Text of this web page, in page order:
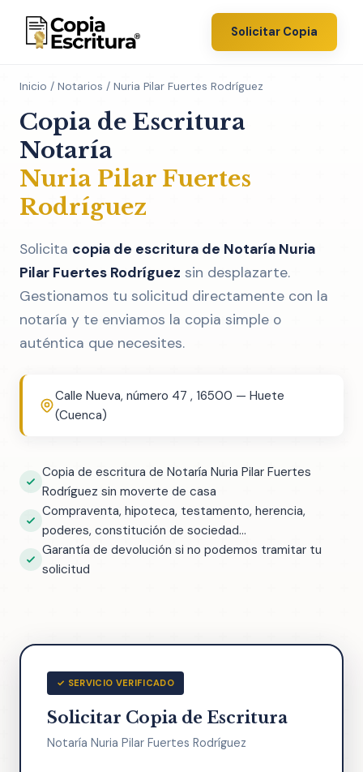
Solicitar Copia
Inicio / Notarios / Nuria Pilar Fuertes Rodríguez
Copia de Escritura
Notaría
Nuria Pilar Fuertes
Rodríguez
Solicita copia de escritura de Notaría Nuria
Pilar Fuertes Rodríguez sin desplazarte.
Gestionamos tu solicitud directamente con la
notaría y te enviamos la copia simple o
auténtica que necesites.
Calle Nueva, número 47 , 16500 — Huete
(Cuenca)
Copia de escritura de Notaría Nuria Pilar Fuertes
Rodríguez sin moverte de casa
Compraventa, hipoteca, testamento, herencia,
poderes, constitución de sociedad...
Garantía de devolución si no podemos tramitar tu
solicitud
✓ SERVICIO VERIFICADO
Solicitar Copia de Escritura
Notaría Nuria Pilar Fuertes Rodríguez